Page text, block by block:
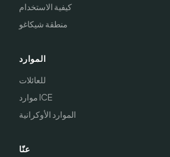
كيفية الاستخدام
منطقة شيكاغو
الموارد
للعائلات
موارد ICE
الموارد الأوكرانية
عنّا